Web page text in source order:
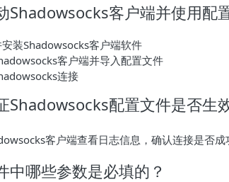
Shadowsocks客户端并使用配
装Shadowsocks客户端软件
客户端并导入配置文件
连接
Shadowsocks配置文件是否生
客户端查看日志信息，确认连接是否成
中哪些参数是必填的？